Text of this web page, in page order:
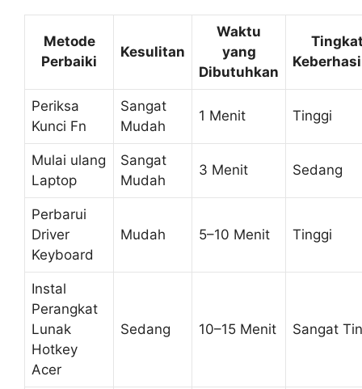
Metode
Perbaiki
Kesulitan
Waktu
yang
Dibutuhkan
Periksa
Kunci Fn
Sangat
Mudah
1 Menit Tinggi
Mulai ulang
Laptop
Sangat
Mudah
3 Menit Sedang
Perbarui
Driver
Keyboard
Mudah 5–10 Menit Tinggi
Instal
Perangkat
Lunak
Hotkey
Acer
Sedang 10–15 Menit Sangat